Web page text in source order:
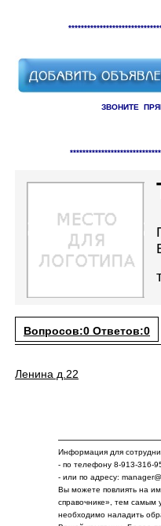
ЗВОНИТЕ
Вопросов:0 Ответов:0
Ленина д.22
Информация для
- по телефону 8-913-316-
- или по адресу:
Вы можете повлиять на
справочнике», тем самым
необходимо наладить